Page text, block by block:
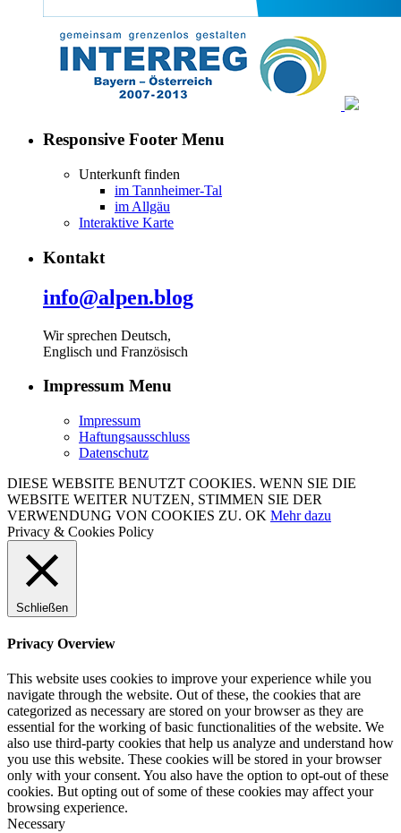
Responsive Footer Menu
Unterkunft finden
im Tannheimer-Tal
im Allgäu
Interaktive Karte
Kontakt
info@alpen.blog
Wir sprechen Deutsch,
Englisch und Französisch
Impressum Menu
Impressum
Haftungsausschluss
Datenschutz
DIESE WEBSITE BENUTZT COOKIES. WENN SIE DIE
WEBSITE WEITER NUTZEN, STIMMEN SIE DER
VERWENDUNG VON COOKIES ZU. OK Mehr dazu
Privacy & Cookies Policy
Schließen
Privacy Overview
This website uses cookies to improve your experience while you
navigate through the website. Out of these, the cookies that are
categorized as necessary are stored on your browser as they are
essential for the working of basic functionalities of the website. We
also use third-party cookies that help us analyze and understand how
you use this website. These cookies will be stored in your browser
only with your consent. You also have the option to opt-out of these
cookies. But opting out of some of these cookies may affect your
browsing experience.
Necessary